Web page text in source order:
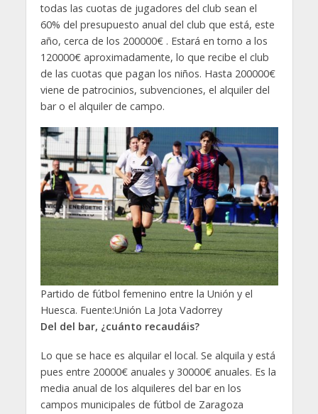
todas las cuotas de jugadores del club sean el
60% del presupuesto anual del club que está, este
año, cerca de los 200000€ . Estará en torno a los
120000€ aproximadamente, lo que recibe el club
de las cuotas que pagan los niños. Hasta 200000€
viene de patrocinios, subvenciones, el alquiler del
bar o el alquiler de campo.
Partido de fútbol femenino entre la Unión y el
Huesca. Fuente:Unión La Jota Vadorrey
Del del bar, ¿cuánto recaudáis?
Lo que se hace es alquilar el local. Se alquila y está
pues entre 20000€ anuales y 30000€ anuales. Es la
media anual de los alquileres del bar en los
campos municipales de fútbol de Zaragoza